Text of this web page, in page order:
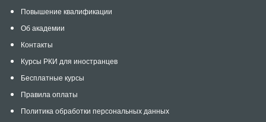
Повышение квалификации
Об академии
Контакты
Курсы РКИ для иностранцев
Бесплатные курсы
Правила оплаты
Политика обработки персональных данных